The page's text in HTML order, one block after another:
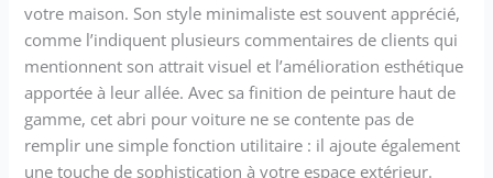
votre maison. Son style minimaliste est souvent apprécié,
comme l’indiquent plusieurs commentaires de clients qui
mentionnent son attrait visuel et l’amélioration esthétique
apportée à leur allée. Avec sa finition de peinture haut de
gamme, cet abri pour voiture ne se contente pas de
remplir une simple fonction utilitaire : il ajoute également
une touche de sophistication à votre espace extérieur.